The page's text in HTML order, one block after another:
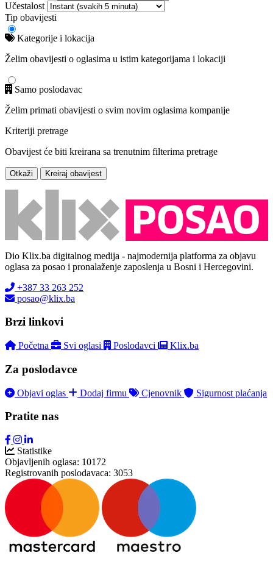
Učestalost
Tip obavijesti
Kategorije i lokacija
Želim obavijesti o oglasima u istim kategorijama i lokaciji
Samo poslodavac
Želim primati obavijesti o svim novim oglasima kompanije
Kriteriji pretrage
Obavijest će biti kreirana sa trenutnim filterima pretrage
Otkaži Kreiraj obavijest
Dio Klix.ba digitalnog medija - najmodernija platforma za objavu
oglasa za posao i pronalaženje zaposlenja u Bosni i Hercegovini.
+387 33 263 252
posao@klix.ba
Brzi linkovi
Početna Svi oglasi Poslodavci Klix.ba
Za poslodavce
Objavi oglas Dodaj firmu Cjenovnik Sigurnost plaćanja
Pratite nas
Statistike
Objavljenih oglasa: 10172
Registrovanih poslodavaca: 3053